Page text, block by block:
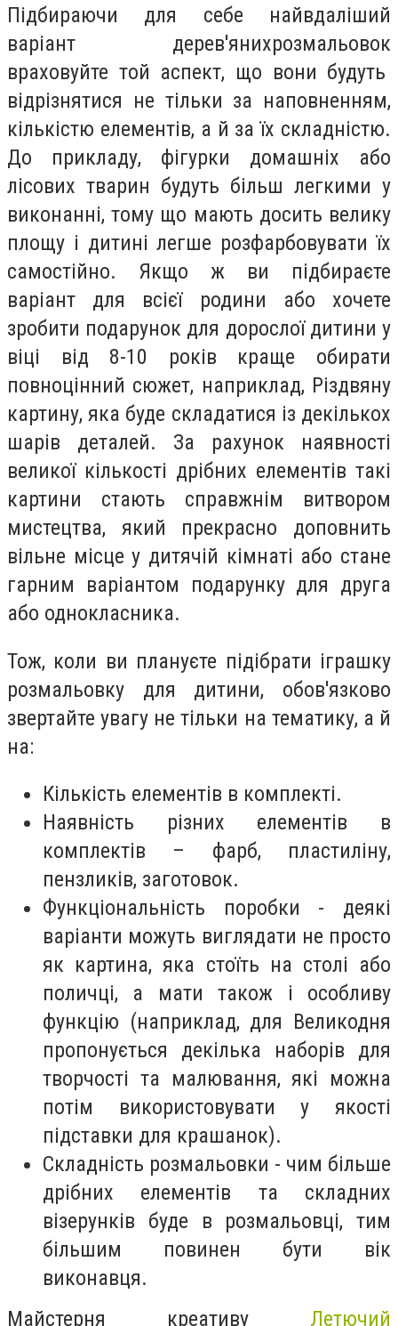
Підбираючи для себе найвдаліший
варіант дерев'янихрозмальовок
враховуйте той аспект, що вони будуть
відрізнятися не тільки за наповненням,
кількістю елементів, а й за їх складністю.
До прикладу, фігурки домашніх або
лісових тварин будуть більш легкими у
виконанні, тому що мають досить велику
площу і дитині легше розфарбовувати їх
самостійно. Якщо ж ви підбираєте
варіант для всієї родини або хочете
зробити подарунок для дорослої дитини у
віці від 8-10 років краще обирати
повноцінний сюжет, наприклад, Різдвяну
картину, яка буде складатися із декількох
шарів деталей. За рахунок наявності
великої кількості дрібних елементів такі
картини стають справжнім витвором
мистецтва, який прекрасно доповнить
вільне місце у дитячій кімнаті або стане
гарним варіантом подарунку для друга
або однокласника.
Тож, коли ви плануєте підібрати іграшку
розмальовку для дитини, обов'язково
звертайте увагу не тільки на тематику, а й
на:
Кількість елементів в комплекті.
Наявність різних елементів в
комплектів – фарб, пластиліну,
пензликів, заготовок.
Функціональність поробки - деякі
варіанти можуть виглядати не просто
як картина, яка стоїть на столі або
поличці, а мати також і особливу
функцію (наприклад, для Великодня
пропонується декілька наборів для
творчості та малювання, які можна
потім використовувати у якості
підставки для крашанок).
Складність розмальовки - чим більше
дрібних елементів та складних
візерунків буде в розмальовці, тим
більшим повинен бути вік
виконавця.
Майстерня креативу Летючий